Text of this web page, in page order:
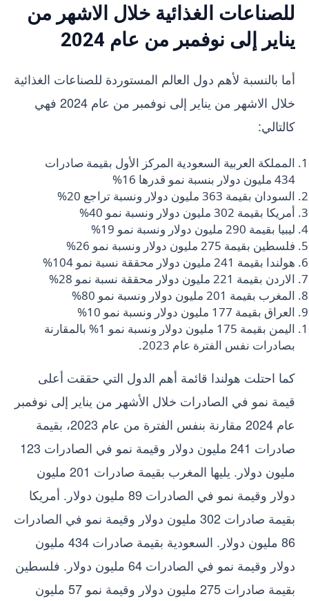
للصناعات الغذائية خلال الاشهر من
يناير إلى نوفمبر من عام 2024
أما بالنسبة لأهم دول العالم المستوردة للصناعات الغذائية
خلال الاشهر من يناير إلى نوفمبر من عام 2024 فهي
كالتالي:
المملكة العربية السعودية المركز الأول بقيمة صادرات
434 مليون دولار بنسبة نمو قدرها 16%
السودان بقيمة 363 مليون دولار ونسبة تراجع 20%
أمريكا بقيمة 302 مليون دولار ونسبة نمو 40%
ليبيا بقيمة 290 مليون دولار ونسبة نمو 19%
فلسطين بقيمة 275 مليون دولار ونسبة نمو 26%
هولندا بقيمة 241 مليون دولار محققة نسبة نمو 104%
الاردن بقيمة 221 مليون دولار محققة نسبة نمو 28%
المغرب بقيمة 201 مليون دولار ونسبة نمو 80%
العراق بقيمة 177 مليون دولار ونسبة نمو 10%
اليمن بقيمة 175 مليون دولار ونسبة نمو 1% بالمقارنة
بصادرات نفس الفترة عام 2023.
كما احتلت هولندا قائمة أهم الدول التي حققت أعلى
قيمة نمو في الصادرات خلال الأشهر من يناير إلى نوفمبر
عام 2024 مقارنة بنفس الفترة من عام 2023، بقيمة
صادرات 241 مليون دولار وقيمة نمو في الصادرات 123
مليون دولار. يليها المغرب بقيمة صادرات 201 مليون
دولار وقيمة نمو في الصادرات 89 مليون دولار. أمريكا
بقيمة صادرات 302 مليون دولار وقيمة نمو في الصادرات
86 مليون دولار. السعودية بقيمة صادرات 434 مليون
دولار وقيمة نمو في الصادرات 64 مليون دولار. فلسطين
بقيمة صادرات 275 مليون دولار وقيمة نمو 57 مليون